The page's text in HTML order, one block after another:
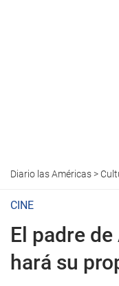
Diario las Américas>
CINE
El padre
hará su